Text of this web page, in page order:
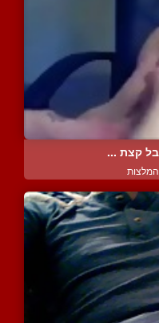
קצת ...